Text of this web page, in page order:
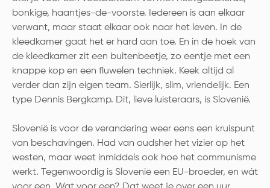
bonkige, haantjes-de-voorste. Iedereen is aan elkaar
verwant, maar staat elkaar ook naar het leven. In de
kleedkamer gaat het er hard aan toe. En in de hoek van
de kleedkamer zit een buitenbeetje, zo eentje met een
knappe kop en een fluwelen techniek. Keek altijd al
verder dan zijn eigen team. Sierlijk, slim, vriendelijk. Een
type Dennis Bergkamp. Dit, lieve luisteraars, is Slovenië.
Slovenië is voor de verandering weer eens een kruispunt
van beschavingen. Had van oudsher het vizier op het
westen, maar weet inmiddels ook hoe het communisme
werkt. Tegenwoordig is Slovenië een EU-broeder, en wát